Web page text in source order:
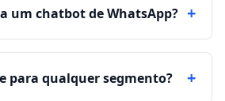
um chatbot de WhatsApp? +
para qualquer segmento? +